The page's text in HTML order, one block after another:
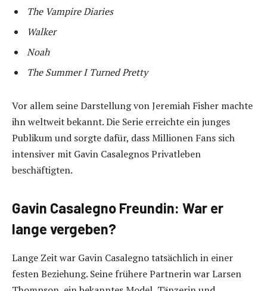
The Vampire Diaries
Walker
Noah
The Summer I Turned Pretty
Vor allem seine Darstellung von Jeremiah Fisher machte
ihn weltweit bekannt. Die Serie erreichte ein junges
Publikum und sorgte dafür, dass Millionen Fans sich
intensiver mit Gavin Casalegnos Privatleben
beschäftigten.
Gavin Casalegno Freundin: War er
lange vergeben?
Lange Zeit war Gavin Casalegno tatsächlich in einer
festen Beziehung. Seine frühere Partnerin war Larsen